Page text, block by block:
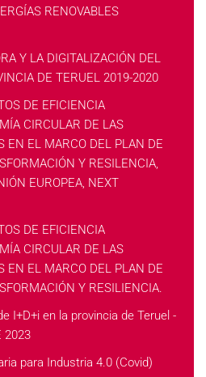
RENOVABLES
Y LA DIGITALIZACIÓN DEL
DE TERUEL 2019-2020
DE EFICIENCIA
CIRCULAR DE LAS
EN EL MARCO DEL PLAN DE
Y RESILENCIA,
EUROPEA, NEXT
DE EFICIENCIA
CIRCULAR DE LAS
EN EL MARCO DEL PLAN DE
Y RESILIENCIA.
I+D+i en la provincia de Teruel -
2023
para Industria 4.0 (Covid)